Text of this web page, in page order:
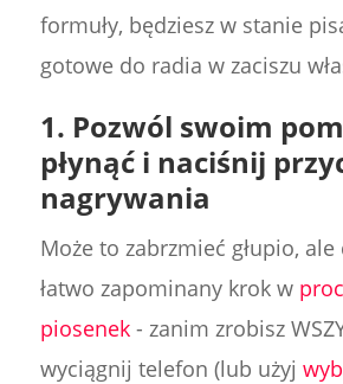
formuły, będziesz w stanie
gotowe do radia w zaciszu
1. Pozwól swoim
płynąć i naciśnij
nagrywania
Może to zabrzmieć głupio,
łatwo zapominany krok w
piosenek- zanim zrobisz
wyciągnij telefon (lub użyj